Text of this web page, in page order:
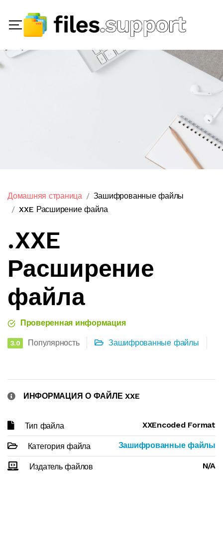
Домашняя страница
Зашифрованные файлы
XXE Расширение файла
.XXE
Расширение
файла
Проверенная информация
3.0 Популярность Зашифрованные файлы
ИНФОРМАЦИЯ О ФАЙЛЕ XXE
Тип файла XXEncoded Format
Категория файла Зашифрованные файлы
Издатель файлов N/A